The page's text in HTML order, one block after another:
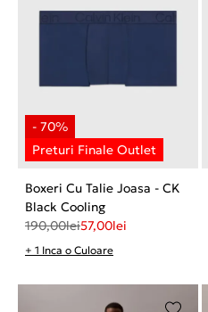
Boxeri Cu Talie Joasa - CK
Black Cooling
190,00lei57,00lei
+ 1 Inca o Culoare